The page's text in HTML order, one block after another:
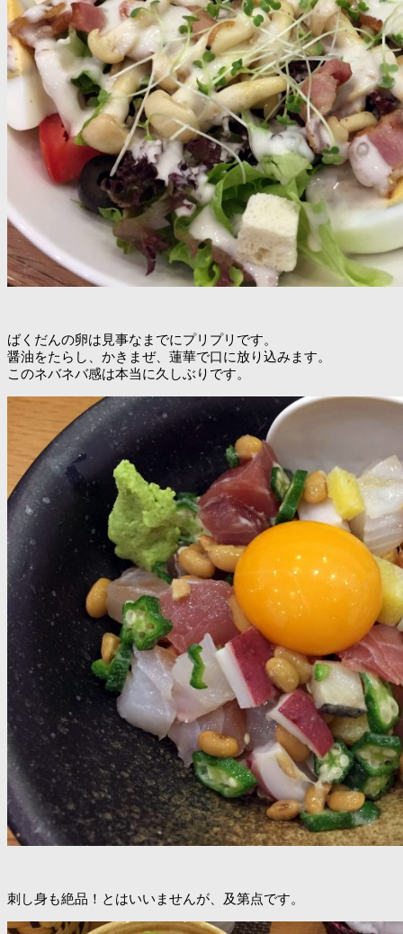
ばくだんの卵は見事なまでにプリプリです。
醤油をたらし、かきまぜ、蓮華で口に放り込みます。
このネバネバ感は本当に久しぶりです。
刺し身も絶品！とはいいませんが、及第点です。